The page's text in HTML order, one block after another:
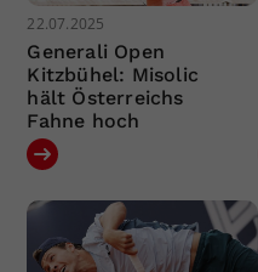
22.07.2025
Generali Open
Kitzbühel: Misolic
hält Österreichs
Fahne hoch